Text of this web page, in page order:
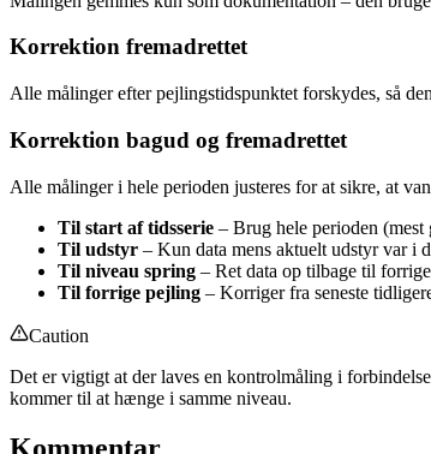
Korrektion fremadrettet
Alle målinger efter pejlingstidspunktet forskydes, så
Korrektion bagud og fremadrettet
Alle målinger i hele perioden justeres for at sikre, at
Til start af tidsserie – Brug hele perioden (mest
Til udstyr – Kun data mens aktuelt udstyr var i
Til niveau spring – Ret data op tilbage til
Til forrige pejling – Korriger fra seneste
Caution
Det er vigtigt at der laves en kontrolmåling i
kommer til at hænge i samme niveau.